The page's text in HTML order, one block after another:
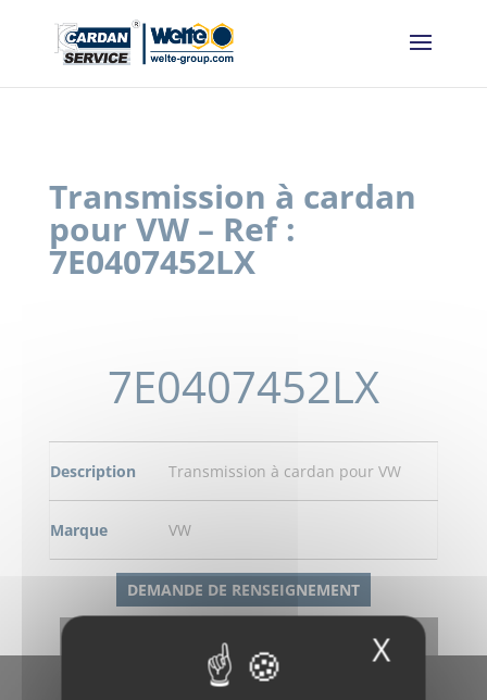
X
Transmission à cardan
pour VW – Ref :
7E0407452LX
7E0407452LX
Description Transmission à cardan pour VW
Marque VW
DEMANDE DE RENSEIGNEMENT
RETOUR